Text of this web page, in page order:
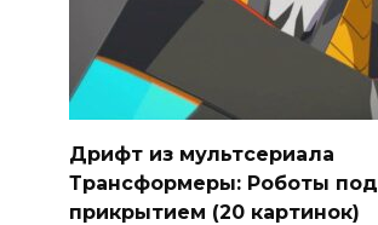
Дрифт из мультсериала
Трансформеры: Роботы под
прикрытием (20 картинок)